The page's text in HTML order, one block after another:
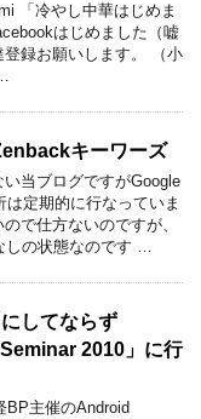
「冷やし中華はじめま
はじめました（嘘
録お願いします。 （小
キーワーズ
当ブログですがGoogle
定期的に行なっていま
で仕方ないのですが、
しの状態なのです …
してならず
2010」に行
BP主催のAndroid